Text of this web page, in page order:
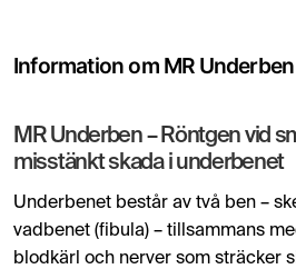
Information om MR Underben
MR Underben – Röntgen vid
misstänkt skada i underbenet
Underbenet består av två ben –
vadbenet (fibula) – tillsammans
blodkärl och nerver som sträcker